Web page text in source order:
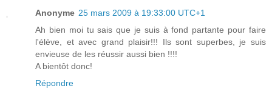
Anonyme 25 mars 2009 à 19:33:00 UTC+1
Ah bien moi tu sais que je suis à fond partante pour faire
l'élève, et avec grand plaisir!!! Ils sont superbes, je suis
envieuse de les réussir aussi bien !!!!
A bientôt donc!
Répondre